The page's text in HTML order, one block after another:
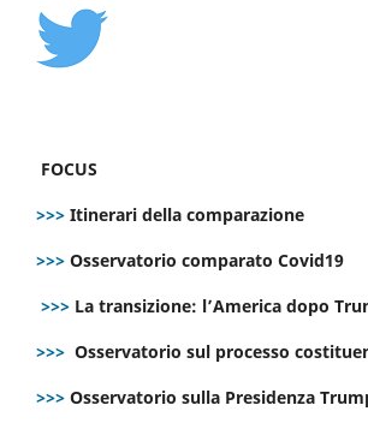
FOCUS
>>> Itinerari della comparazione
>>> Osservatorio comparato Covid19
>>> La transizione: l’America dopo
>>> Osservatorio sul processo
>>> Osservatorio sulla Presidenza